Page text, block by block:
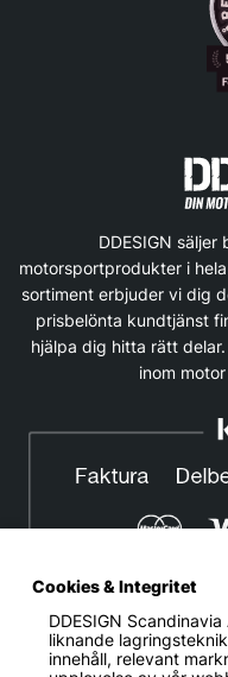
DDESIGN
motorsportprodukter i
sortiment erbjuder vi dig
prisbelönta kundtjänst
hjälpa dig hitta rätt
inom
© DDESIGN.
Om oss|Privacy
Cookies & Integritet
DDESIGN Scandinavia
liknande
innehåll, relevant